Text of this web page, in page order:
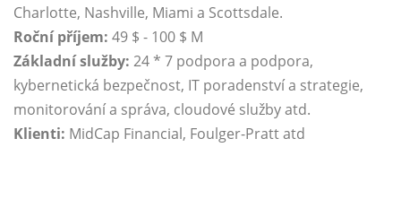
Charlotte, Nashville, Miami a Scottsdale.
Roční příjem: 49 $ - 100 $ M
Základní služby: 24 * 7 podpora a podpora,
kybernetická bezpečnost, IT poradenství a strategie,
monitorování a správa, cloudové služby atd.
Klienti: MidCap Financial, Foulger-Pratt atd